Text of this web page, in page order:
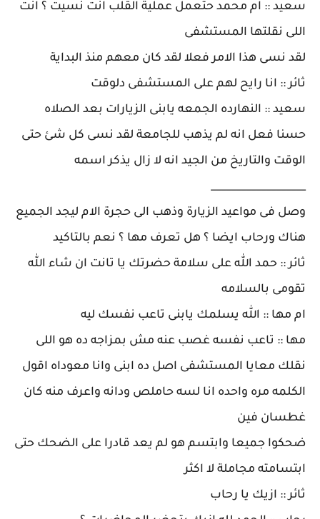
سعيد :: ام محمد حتعمل عملية القلب انت نسيت ؟ انت
اللى نقلتها المستشفى
لقد نسى هذا الامر فعلا لقد كان معهم منذ البداية
ثائر :: انا رايح لهم على المستشفى دلوقت
سعيد :: النهارده الجمعه يابنى الزيارات بعد الصلاه
حسنا فعل انه لم يذهب للجامعة لقد نسى كل شئ حتى
الوقت والتاريخ من الجيد انه لا زال يذكر اسمه
___________________
وصل فى مواعيد الزيارة وذهب الى حجرة الام ليجد الجميع
هناك ورحاب ايضا ؟ هل تعرف مها ؟ نعم بالتاكيد
ثائر :: حمد الله على سلامة حضرتك يا تانت ان شاء الله
تقومى بالسلامه
ام مها :: الله يسلمك يابنى تاعب نفسك ليه
مها :: تاعب نفسه غصب عنه مش بمزاجه ده هو اللى
نقلك معايا المستشفى اصل ده ابنى وانا معوداه اقول
الكلمه مره واحده انا لسه حاملص ودانه واعرف منه كان
غطسان فين
ضحكوا جميعا وابتسم هو لم يعد قادرا على الضحك حتى
ابتسامته مجاملة لا اكثر
ثائر :: ازيك يا رحاب